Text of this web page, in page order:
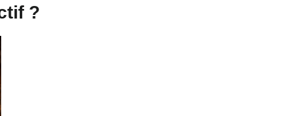
?